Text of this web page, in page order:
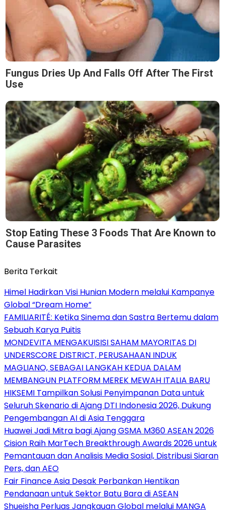
Fungus Dries Up And Falls Off After The First
Use
Stop Eating These 3 Foods That Are Known to
Cause Parasites
Berita Terkait
Himel Hadirkan Visi Hunian Modern melalui Kampanye
Global “Dream Home”
FAMILIARITÉ: Ketika Sinema dan Sastra Bertemu dalam
Sebuah Karya Puitis
MONDEVITA MENGAKUISISI SAHAM MAYORITAS DI
UNDERSCORE DISTRICT, PERUSAHAAN INDUK
MAGLIANO, SEBAGAI LANGKAH KEDUA DALAM
MEMBANGUN PLATFORM MEREK MEWAH ITALIA BARU
HIKSEMI Tampilkan Solusi Penyimpanan Data untuk
Seluruh Skenario di Ajang DTI Indonesia 2026, Dukung
Pengembangan AI di Asia Tenggara
Huawei Jadi Mitra bagi Ajang GSMA M360 ASEAN 2026
Cision Raih MarTech Breakthrough Awards 2026 untuk
Pemantauan dan Analisis Media Sosial, Distribusi Siaran
Pers, dan AEO
Fair Finance Asia Desak Perbankan Hentikan
Pendanaan untuk Sektor Batu Bara di ASEAN
Shueisha Perluas Jangkauan Global melalui MANGA